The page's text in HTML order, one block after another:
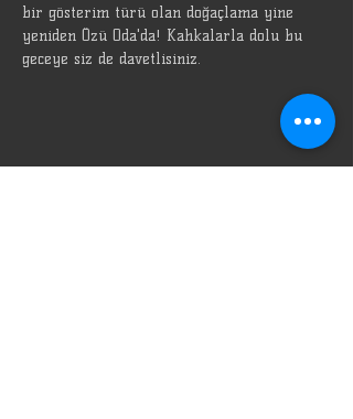
bir gösterim türü olan doğaçlama yine
yeniden Özü Oda'da! Kahkalarla dolu bu
geceye siz de davetlisiniz.